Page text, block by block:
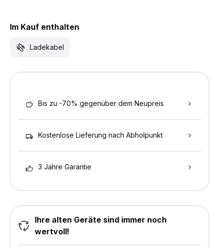
Im Kauf enthalten
Ladekabel
Bis zu -70% gegenüber dem Neupreis
Kostenlose Lieferung nach Abholpunkt
3 Jahre Garantie
Ihre alten Geräte sind immer noch
wertvoll!